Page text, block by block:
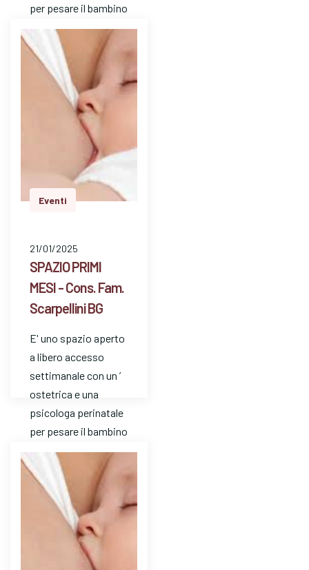
per pesare il bambino
e avere risposte a
dom…
Eventi
21/01/2025
SPAZIO PRIMI
MESI - Cons. Fam.
Scarpellini BG
E' uno spazio aperto
a libero accesso
settimanale con un ’
ostetrica e una
psicologa perinatale
per pesare il bambino
e avere risposte a
dom…